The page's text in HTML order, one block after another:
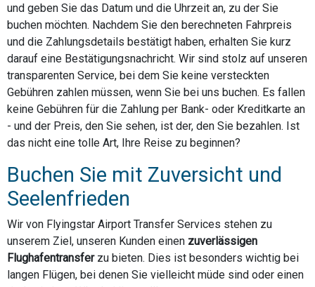
und geben Sie das Datum und die Uhrzeit an, zu der Sie
buchen möchten. Nachdem Sie den berechneten Fahrpreis
und die Zahlungsdetails bestätigt haben, erhalten Sie kurz
darauf eine Bestätigungsnachricht. Wir sind stolz auf unseren
transparenten Service, bei dem Sie keine versteckten
Gebühren zahlen müssen, wenn Sie bei uns buchen. Es fallen
keine Gebühren für die Zahlung per Bank- oder Kreditkarte an
- und der Preis, den Sie sehen, ist der, den Sie bezahlen. Ist
das nicht eine tolle Art, Ihre Reise zu beginnen?
Buchen Sie mit Zuversicht und
Seelenfrieden
Wir von Flyingstar Airport Transfer Services stehen zu
unserem Ziel, unseren Kunden einen zuverlässigen
Flughafentransferzu bieten. Dies ist besonders wichtig bei
langen Flügen, bei denen Sie vielleicht müde sind oder einen